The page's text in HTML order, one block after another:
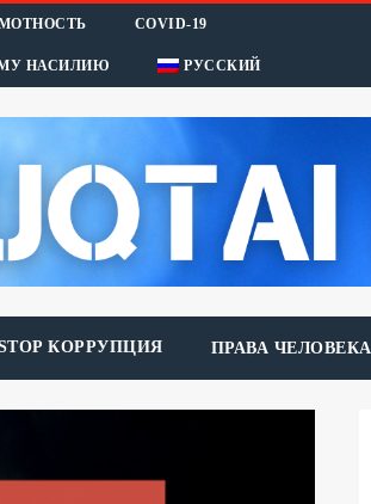
COVID-19
НАСИЛИЮ РУССКИЙ
КОРРУПЦИЯ ПРАВА ЧЕЛОВЕКА